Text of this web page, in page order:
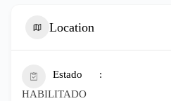
Location
Estado
HABILITADO